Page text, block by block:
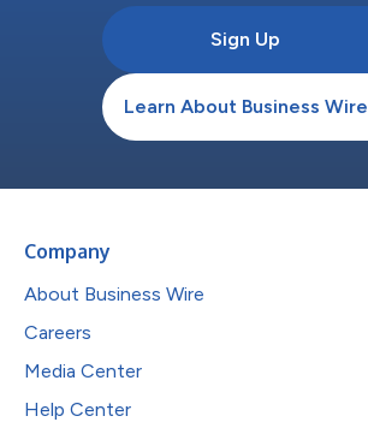
Sign Up
Learn About Business Wire
Company
About Business Wire
Careers
Media Center
Help Center